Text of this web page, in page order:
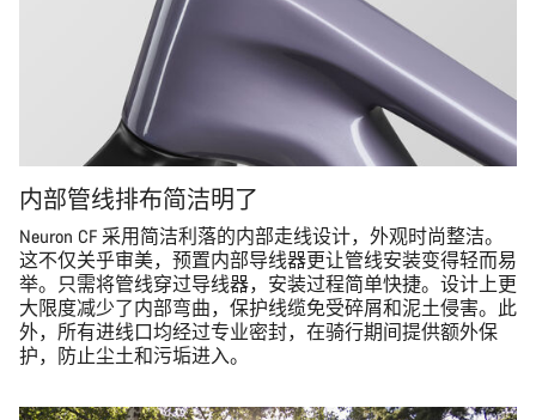
内部管线排布简洁明了
Neuron CF 采用简洁利落的内部走线设计，外观时尚整洁。
这不仅关乎审美，预置内部导线器更让管线安装变得轻而易
举。只需将管线穿过导线器，安装过程简单快捷。设计上更
大限度减少了内部弯曲，保护线缆免受碎屑和泥土侵害。此
外，所有进线口均经过专业密封，在骑行期间提供额外保
护，防止尘土和污垢进入。